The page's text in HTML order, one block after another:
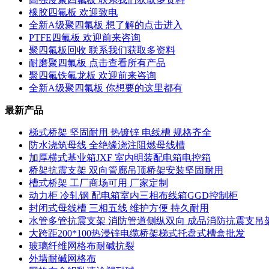
橡胶四氟板 欢迎致电
全新A级聚四氟板 想了解的点击进入
PTFE四氟板 欢迎前来咨询
聚四氟板回收 联系我们获取多资料
耐磨聚四氟板 点击查看所有产品
聚四氟铁氟龙板 欢迎前来咨询
全新A级聚四氟板 你想要的这里都有
最新产品
梯式桥架 坚固耐用 热镀锌 电线槽 规格齐全
防水浇筑母线 全绝缘浇注阻燃母线槽
加厚横式基业箱JXF 室内明装配电箱电控箱
桥架抗震支架 双向管廊吊顶桥架安装坚固耐用
槽式桥架 工厂商场可用 厂家定制
动力柜 冷轧钢 配电箱室内三相布线箱GGD控制柜
封闭式母线槽 三相五线 维护方便 持久耐用
水管多管抗震支架 消防管道侧纵双向 成品消防抗震支吊
大跨距200*100热浸锌电缆桥架梯式托盘式槽盒批发
玻璃纤维网格布耐碱抗裂
外墙耐碱网格布